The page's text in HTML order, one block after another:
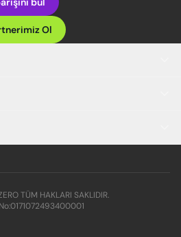
Ol
TÜM HAKLARI SAKLIDIR.
0171072493400001